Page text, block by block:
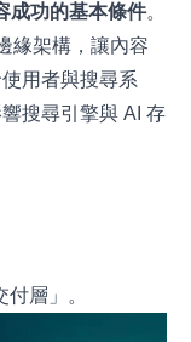
成功的基本條件。
緣架構，讓內容
用者與搜尋系
搜尋引擎與 AI 存
層」。